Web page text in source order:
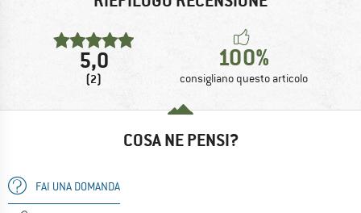
5,0
(2)
100%
consigliano questo articolo
COSA NE PENSI?
FAI UNA DOMANDA